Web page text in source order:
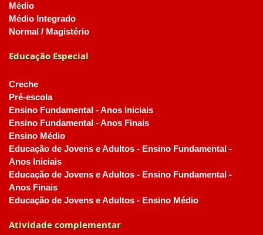
Médio
Médio Integrado
Normal / Magistério
Educação Especial
Creche
Pré-escola
Ensino Fundamental - Anos Iniciais
Ensino Fundamental - Anos Finais
Ensino Médio
Educação de Jovens e Adultos - Ensino Fundamental -
Anos Iniciais
Educação de Jovens e Adultos - Ensino Fundamental -
Anos Finais
Educação de Jovens e Adultos - Ensino Médio
Atividade complementar